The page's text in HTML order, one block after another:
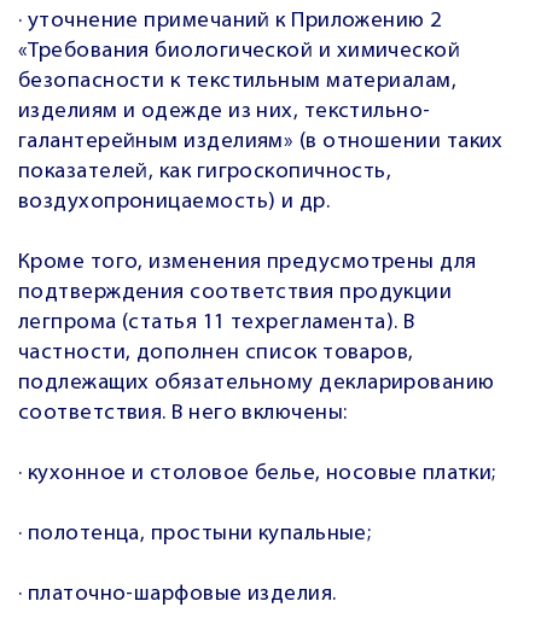
· уточнение примечаний к Приложению 2
«Требования биологической и химической
безопасности к текстильным материалам,
изделиям и одежде из них, текстильно-
галантерейным изделиям» (в отношении таких
показателей, как гигроскопичность,
воздухопроницаемость) и др.
Кроме того, изменения предусмотрены для
подтверждения соответствия продукции
легпрома (статья 11 техрегламента). В
частности, дополнен список товаров,
подлежащих обязательному декларированию
соответствия. В него включены:
· кухонное и столовое белье, носовые платки;
· полотенца, простыни купальные;
· платочно-шарфовые изделия.